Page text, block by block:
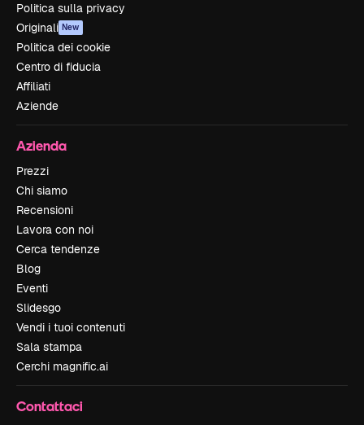
Politica sulla privacy
Originali New
Politica dei cookie
Centro di fiducia
Affiliati
Aziende
Azienda
Prezzi
Chi siamo
Recensioni
Lavora con noi
Cerca tendenze
Blog
Eventi
Slidesgo
Vendi i tuoi contenuti
Sala stampa
Cerchi magnific.ai
Contattaci